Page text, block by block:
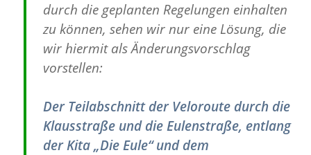
durch die geplanten Regelungen einhalten
zu können, sehen wir nur eine Lösung, die
wir hiermit als Änderungsvorschlag
vorstellen:
Der Teilabschnitt der Veloroute durch die
Klausstraße und die Eulenstraße, entlang
der Kita „Die Eule“ und dem